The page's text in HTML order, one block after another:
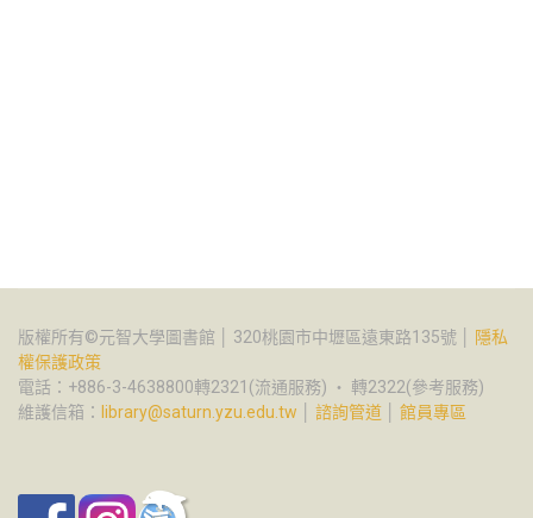
版權所有©元智大學圖書館 │ 320桃園市中壢區遠東路135號 │
隱私
權保護政策
電話：+886-3-4638800轉2321(流通服務) ‧ 轉2322(參考服務)
維護信箱： library@saturn.yzu.edu.tw 諮詢管道 館員專區